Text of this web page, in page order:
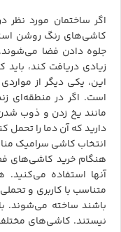
اگر ساختمان مورد نظر
کاشی‌های رنگ روشن
جلوه دادن فضا
زیادی دریافت کند، باید
این، یکی دیگر از
است. اگر در منطقه‌ای
مانند یخ زدن و ذوب
دارید که آن دما را
انتخاب کاشی سرامیک
هنگامخرید کاشی‌های
آنها استفاده
متناسب با کاربری و
باشند ساخته می‌شوند.
نیستند. کاشی‌های